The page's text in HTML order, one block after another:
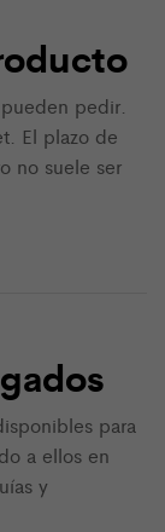
pedir.
El plazo de
no suele ser
para
a ellos en
y